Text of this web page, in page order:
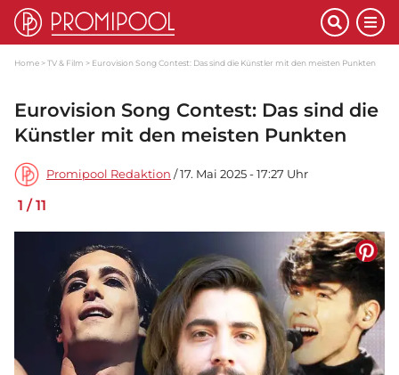
Home TV & Film Eurovision Song Contest: Das sind die Künstler mit den meisten Punkten
Eurovision Song Contest: Das sind die
Künstler mit den meisten Punkten
Promipool Redaktion / 17. Mai 2025 - 17:27 Uhr
1 /11